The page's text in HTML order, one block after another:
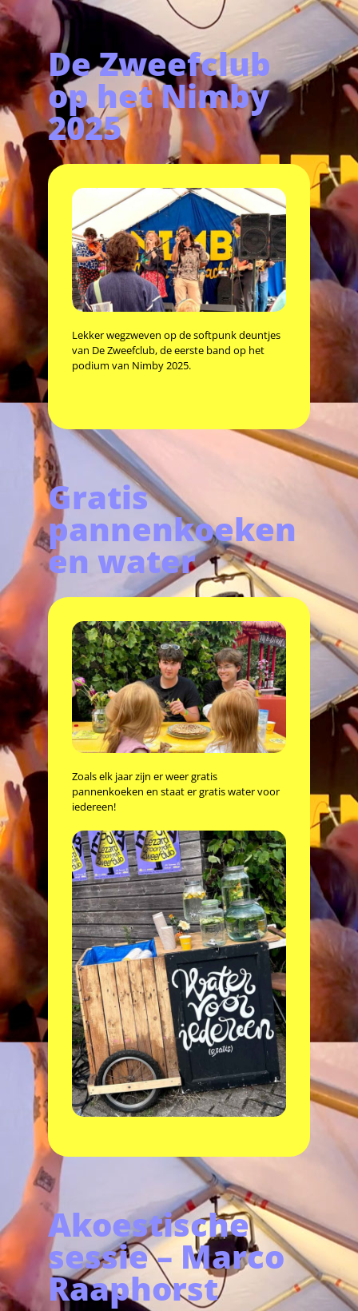
De Zweefclub
op het Nimby
2025
Lekker wegzweven op de softpunk deuntjes
van De Zweefclub, de eerste band op het
podium van Nimby 2025.
Gratis
pannenkoeken
en water
Zoals elk jaar zijn er weer gratis
pannenkoeken en staat er gratis water voor
iedereen!
Akoestische
sessie – Marco
Raaphorst